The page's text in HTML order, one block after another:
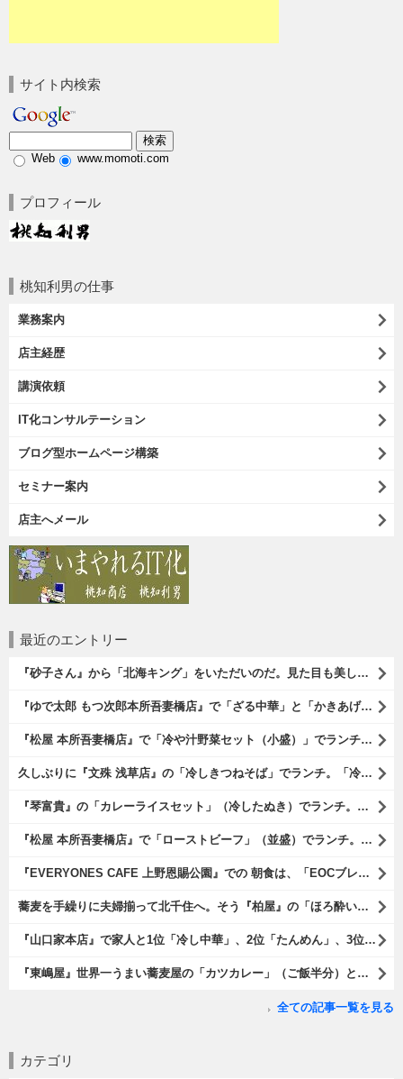
サイト内検索
Web www.momoti.com
プロフィール
桃知利男の仕事
業務案内
店主経歴
講演依頼
IT化コンサルテーション
ブログ型ホームページ構築
セミナー案内
店主へメール
最近のエントリー
『砂子さん』から「北海キング」をいただいのだ。見た目も美しいオレンジ色の果肉。 その果肉にスプーンを入れるとしっかりとした果実が丸々とすくえるのである。 一口食べれば、それはそれはうまいに決まっているのである（笑）。（砂子さんからの贈与：ないえメロン生産組合：JA新すながわ：空知郡奈井江町）
『ゆで太郎 もつ次郎本所吾妻橋店』で「ざる中華」と「かきあげ」を食べた。これを「かきあげざる中華」と呼んでいいのだろうか。まあ、呼び方はどうあれ、勿論、うまいのだからいいのだよ（笑）。（ゆで太郎 もつ次郎本所吾妻橋店：墨田区吾妻橋3丁目）
『松屋 本所吾妻橋店』で「冷や汁野菜セット（小盛）」でランチ。「冷や汁」はご飯の上に全部掛けてやるのだよ。 後はぐちゃぐちゃにして『噛むという行為は殆ど無く、ズスーッと飲み込むように食べるのである』な。 勿論、うまかったのだよ（笑）。（松屋 本所吾妻橋店：墨田区吾妻橋三）
久しぶりに『文殊 浅草店』の「冷しきつねそば」でランチ。「冷しきつめそば」のうまさは甘さである。 あたしは思い出していたのだ。この甘さのせいで「きつねそば」を敬遠していたのか、と。 でも、うまかったのだよ（笑）。（文殊 浅草店：浅草一丁目：浅草地下街）
『琴富貴』の「カレーライスセット」（冷したぬき）でランチ。所謂「蕎麦屋のカレー」と『琴富貴』の夏の定番「冷したぬき」である。勿論、これはダブルでうまいのだよ（笑）。（琴富貴：墨田区吾妻橋1）
『松屋 本所吾妻橋店』で「ローストビーフ」（並盛）でランチ。「ローストビーフ」は2つのソースが掛かっている。オリジナルソースとレフォールソースだ。 はたしていかなるものなのかと期待しながら待てば、それは確りとうまかったのだよ（笑）。（松屋 本所吾妻橋店：墨田区吾妻橋三）
『EVERYONES CAFE 上野恩賜公園』での 朝食は、「EOCブレックファーストプレート」とセットで「アイスカフェラテ」をもらい、それから家人が「東京たまごを使ったパンケーキ キャラメルナッツ（2枚）」を頼んでみた。どれもがハイカラにうまいのだよ（笑）。（EVERYONES CAFE 上野恩賜公園：上野公園）
蕎麦を手繰りに夫婦揃って北千住へ。そう『柏屋』の「ほろ酔いセット」で一杯やったのだよ。ここは二駅離れた場所だけど、あたしの『街的』のようにくつろげる処だ。勿論、うまかったのだよ（笑）。（きそば 柏屋：足立区千住）
『山口家本店』で家人と1位「冷し中華」、2位「たんめん」、3位「かき氷」の順番通りのオーダーでランチ。なんの変哲もないものがうまいのは、当たり前だのクラッカーなのだと云爾（笑）。（山口家本店：千束通り商店街：浅草五丁目）
『東嶋屋』世界一うまい蕎麦屋の「カツカレー」（ご飯半分）と「おしんこ盛り合わせ」と「ビ―ル」でランチ。もう、ほんとうまいのだから、みんな食べてみてね、と云爾（笑）。（東嶋屋：竜泉一丁目）
全ての記事一覧を見る
カテゴリ